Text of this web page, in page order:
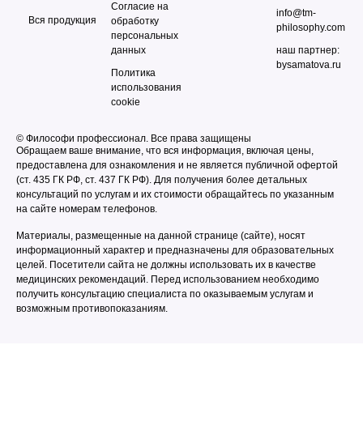
Вся продукция
Согласие на
обработку
персональных
данных
Политика
использования
cookie
info@tm-
philosophy.com
наш партнер:
bysamatova.ru
© Философи профессионал. Все права защищены
Обращаем ваше внимание, что вся информация, включая цены,
предоставлена для ознакомления и не является публичной офертой
(ст. 435 ГК РФ, cт. 437 ГК РФ). Для получения более детальных
консультаций по услугам и их стоимости обращайтесь по указанным
на сайте номерам телефонов.
Материалы, размещенные на данной странице (сайте), носят
информационный характер и предназначены для образовательных
целей. Посетители сайта не должны использовать их в качестве
медицинских рекомендаций. Перед использованием необходимо
получить консультацию специалиста по оказываемым услугам и
возможным противопоказаниям.